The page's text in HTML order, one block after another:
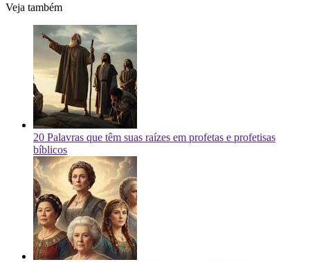
Veja também
20 Palavras que têm suas raízes em profetas e profetisas
bíblicos